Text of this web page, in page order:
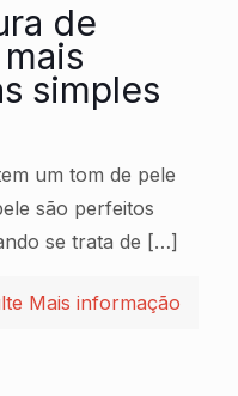
de
simples
um tom de pele
são perfeitos
se trata de […]
Mais informação